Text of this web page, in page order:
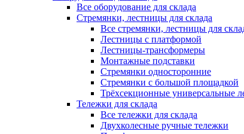
Все оборудование для склада
Стремянки, лестницы для склада
Все стремянки, лестницы для
Лестницы с платформой
Лестницы-трансформеры
Монтажные подставки
Стремянки односторонние
Стремянки с большой площадкой
Трёхсекционные универсальные
Тележки для склада
Все тележки для склада
Двухколесные ручные тележки